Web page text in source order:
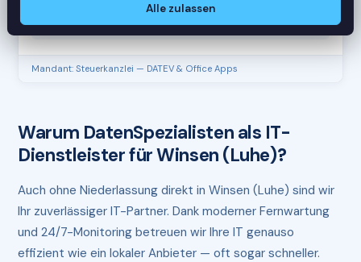
RAM
61%
Mandant: Steuerkanzlei — DATEV & Office Apps
Warum DatenSpezialisten als IT-
Dienstleister für Winsen (Luhe)?
Auch ohne Niederlassung direkt in Winsen (Luhe) sind wir
Ihr zuverlässiger IT-Partner. Dank moderner Fernwartung
und 24/7-Monitoring betreuen wir Ihre IT genauso
effizient wie ein lokaler Anbieter — oft sogar schneller.
Alle zulassen